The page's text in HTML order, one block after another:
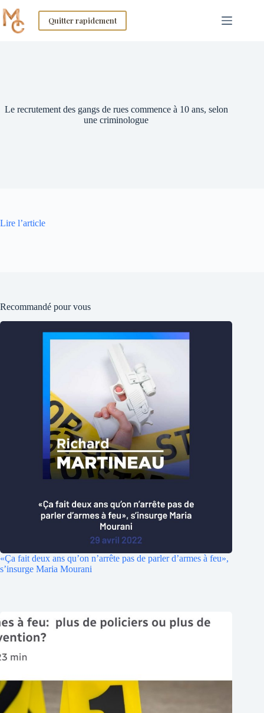
to
content
Quitter rapidement
Le recrutement des gangs de rues commence à 10 ans, selon
une criminologue
Lire l’article
Recommandé pour vous
«Ça fait deux ans qu’on n’arrête pas de parler d’armes à feu»,
s’insurge Maria Mourani